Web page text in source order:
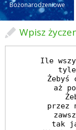
Bożonarodzeniowe
Wpisz